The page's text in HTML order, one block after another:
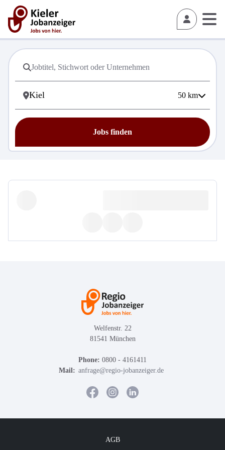
50 km
Jobs finden
Welfenstr. 22
81541 München
Phone: 0800 - 4161411
Mail: anfrage@regio-jobanzeiger.de
AGB